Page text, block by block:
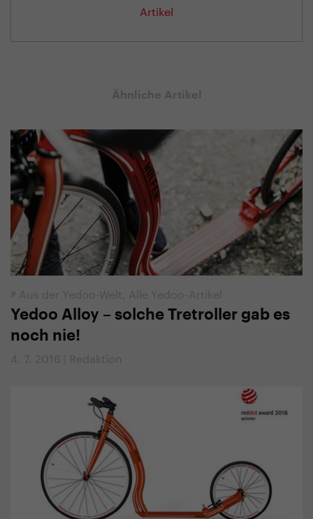
Artikel
Ähnliche Artikel
# Aus der Yedoo-Welt Alle Yedoo-Artikel
Yedoo Alloy – solche Tretroller gab es
noch nie!
4. 7. 2016 | Redaktion